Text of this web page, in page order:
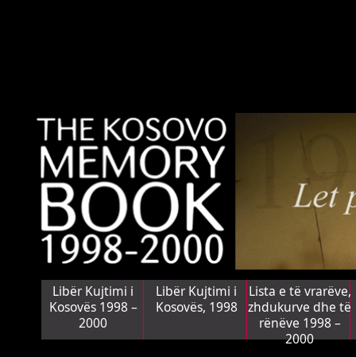
Libër Kujtimi i
Kosovës 1998 –
2000
Libër Kujtimi i
Kosovës, 1998
Lista e të vrarëve,
zhdukurve dhe të
rënëve 1998 –
2000